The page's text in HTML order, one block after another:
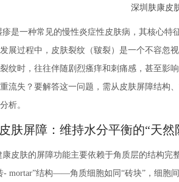
深圳肤康皮
疹是一种常见的慢性炎症性皮肤病，其核心特
展过程中，皮肤裂纹（皲裂）是一个不容忽
纹时，往往伴随剧烈瘙痒和刺痛感，甚至影
流失？要解答这一问题，需从皮肤屏障结构
析。
肤屏障：维持水分平衡的“天然
康皮肤的屏障功能主要依赖于角质层的结构完
- mortar”结构——角质细胞如同“砖块”，细胞